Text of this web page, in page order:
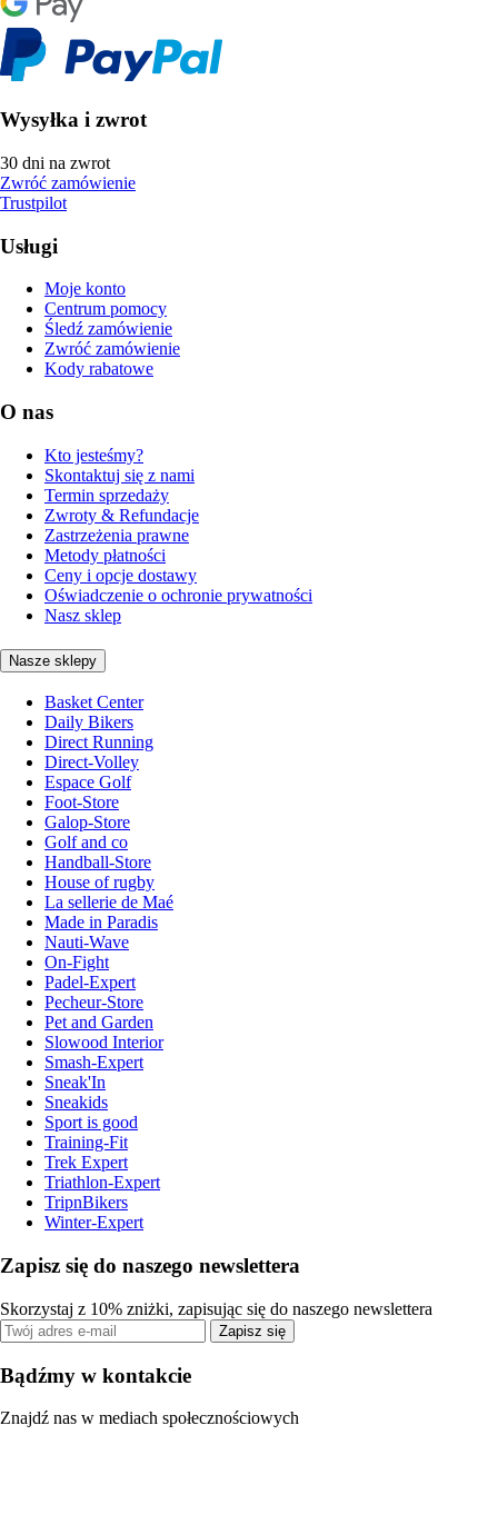
Wysyłka i zwrot
30 dni na zwrot
Zwróć zamówienie
Trustpilot
Usługi
Moje konto
Centrum pomocy
Śledź zamówienie
Zwróć zamówienie
Kody rabatowe
O nas
Kto jesteśmy?
Skontaktuj się z nami
Termin sprzedaży
Zwroty & Refundacje
Zastrzeżenia prawne
Metody płatności
Ceny i opcje dostawy
Oświadczenie o ochronie prywatności
Nasz sklep
Nasze sklepy
Basket Center
Daily Bikers
Direct Running
Direct-Volley
Espace Golf
Foot-Store
Galop-Store
Golf and co
Handball-Store
House of rugby
La sellerie de Maé
Made in Paradis
Nauti-Wave
On-Fight
Padel-Expert
Pecheur-Store
Pet and Garden
Slowood Interior
Smash-Expert
Sneak'In
Sneakids
Sport is good
Training-Fit
Trek Expert
Triathlon-Expert
TripnBikers
Winter-Expert
Zapisz się do naszego newslettera
Skorzystaj z 10% zniżki, zapisując się do naszego newslettera
Zapisz się
Bądźmy w kontakcie
Znajdź nas w mediach społecznościowych